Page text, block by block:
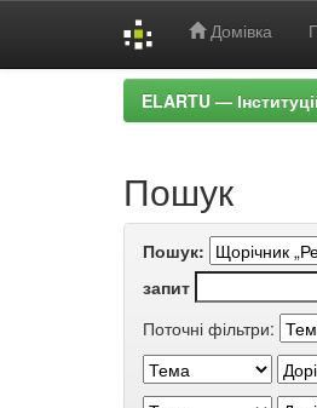
Домівка
ELARTU —
Пошук
Пошук:
запит
Поточні фільтри: